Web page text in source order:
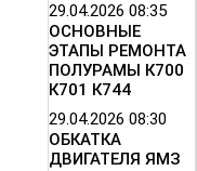
29.04.2026 08:35
ОСНОВНЫЕ
ЭТАПЫ РЕМОНТА
ПОЛУРАМЫ К700
К701 К744
29.04.2026 08:30
ОБКАТКА
ДВИГАТЕЛЯ ЯМЗ